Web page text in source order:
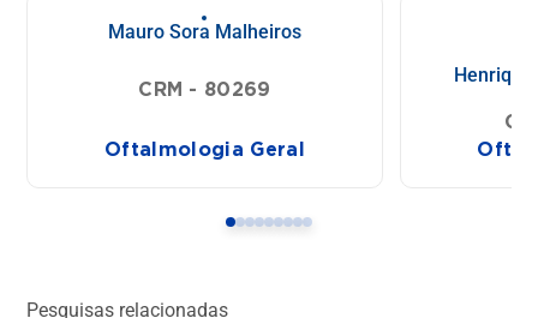
Mauro Sora Malheiros
CRM - 80269
Oftalmologia Geral
Pesquisas relacionadas